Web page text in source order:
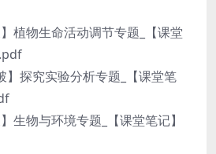
植物生命活动调节专题_【课堂
】探究实验分析专题_【课堂笔
生物与环境专题_【课堂笔记】